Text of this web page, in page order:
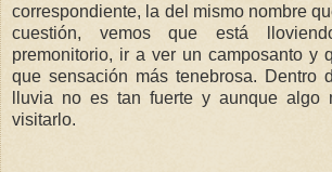
correspondiente, la del mismo nombre
cuestión, vemos que está
premonitorio, ir a ver un camposanto y
que sensación más tenebrosa. Dentro
lluvia no es tan fuerte y aunque algo
visitarlo.